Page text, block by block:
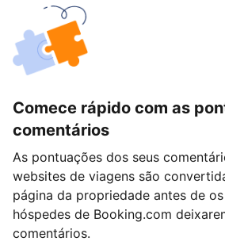
Comece rápido com as
comentários
As pontuações dos seus
websites de viagens são
página da propriedade antes de
hóspedes de Booking.com
comentários.